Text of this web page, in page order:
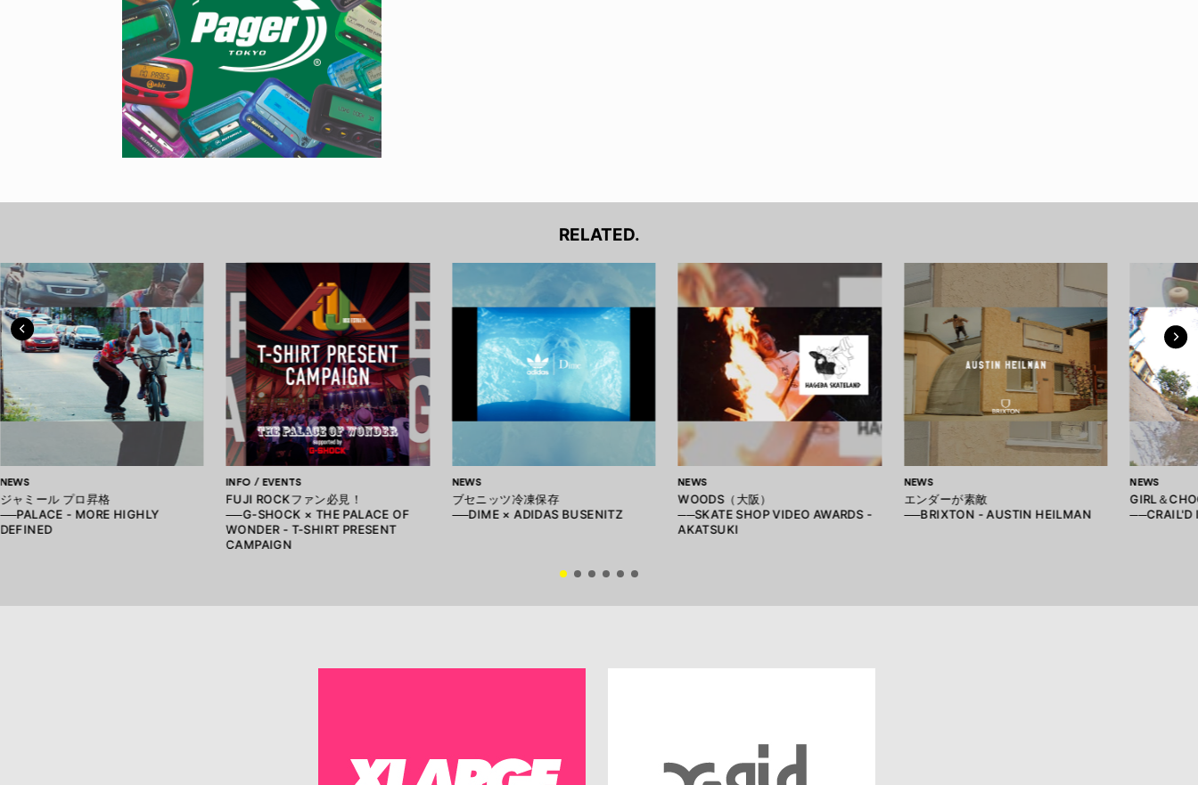
RELATED.
NEWS
ジャミール プロ昇格
──PALACE - MORE HIGHLY
DEFINED
INFO / EVENTS
FUJI ROCKファン必見！
──G-SHOCK × THE PALACE OF
WONDER - T-SHIRT PRESENT
CAMPAIGN
NEWS
ブセニッツ冷凍保存
──DIME × ADIDAS BUSENITZ
NEWS
WOODS（大阪）
──SKATE SHOP VIDEO AWARDS -
AKATSUKI
NEWS
エンダーが素敵
──BRIXTON - AUSTIN HEILMAN
NEWS
GIRL＆
──CRAIL'D